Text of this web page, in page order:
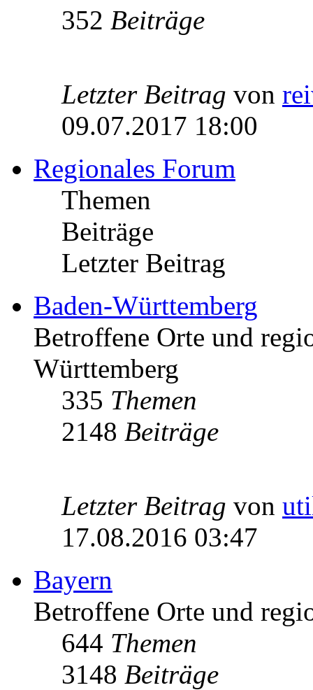
352 Beiträge
Letzter Beitrag von
09.07.2017 18:00
Regionales Forum
Themen
Beiträge
Letzter Beitrag
Baden-Württemberg
Betroffene Orte und
Württemberg
335 Themen
2148 Beiträge
Letzter Beitrag von
17.08.2016 03:47
Bayern
Betroffene Orte und
644 Themen
3148 Beiträge